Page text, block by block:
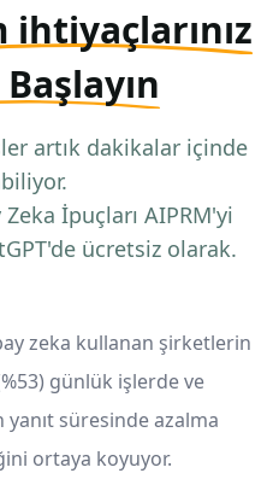
ihtiyaçlarınız
Başlayın
artık dakikalar içinde
İpuçları AIPRM'yi
ücretsiz olarak.
zeka kullanan şirketlerin
günlük işlerde ve
süresinde azalma
ortaya koyuyor.